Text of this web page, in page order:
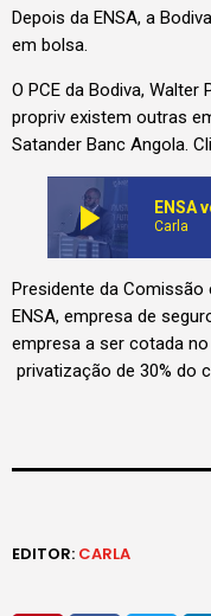
Depois da ENSA, a
em bolsa.
O PCE da Bodiva,
propriv existem outras
Satander Banc Angola.
play_arrow Carla
Presidente da Comissão
ENSA, empresa de
empresa a ser cotada
privatização de 30% do
EDITOR: CARLA